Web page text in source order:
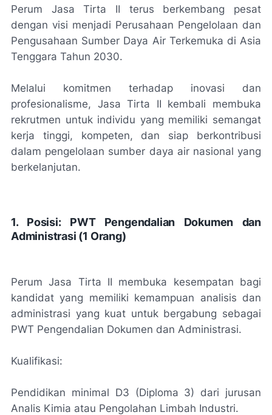
Perum Jasa Tirta II terus berkembang pesat
dengan visi menjadi Perusahaan Pengelolaan dan
Pengusahaan Sumber Daya Air Terkemuka di Asia
Tenggara Tahun 2030.
Melalui komitmen terhadap inovasi dan
profesionalisme, Jasa Tirta II kembali membuka
rekrutmen untuk individu yang memiliki semangat
kerja tinggi, kompeten, dan siap berkontribusi
dalam pengelolaan sumber daya air nasional yang
berkelanjutan.
1. Posisi: PWT Pengendalian Dokumen dan
Administrasi (1 Orang)
Perum Jasa Tirta II membuka kesempatan bagi
kandidat yang memiliki kemampuan analisis dan
administrasi yang kuat untuk bergabung sebagai
PWT Pengendalian Dokumen dan Administrasi.
Kualifikasi:
Pendidikan minimal D3 (Diploma 3) dari jurusan
Analis Kimia atau Pengolahan Limbah Industri.